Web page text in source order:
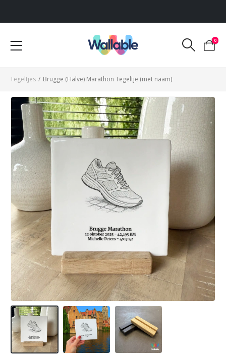
Voor 12:00 uur besteld, dezelfde werkdag verzonden
0
Tegeltjes / Brugge (Halve) Marathon Tegeltje (met naam)